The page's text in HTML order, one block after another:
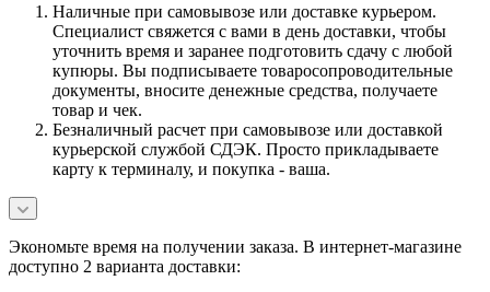
Наличные при самовывозе или доставке курьером.
Специалист свяжется с вами в день доставки, чтобы
уточнить время и заранее подготовить сдачу с любой
купюры. Вы подписываете товаросопроводительные
документы, вносите денежные средства, получаете
товар и чек.
Безналичный расчет при самовывозе или доставкой
курьерской службой СДЭК. Просто прикладываете
карту к терминалу, и покупка - ваша.
Экономьте время на получении заказа. В интернет-магазине
доступно 2 варианта доставки: